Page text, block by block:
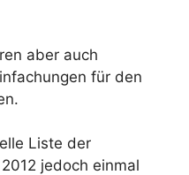
aber auch
für den
Liste der
jedoch einmal